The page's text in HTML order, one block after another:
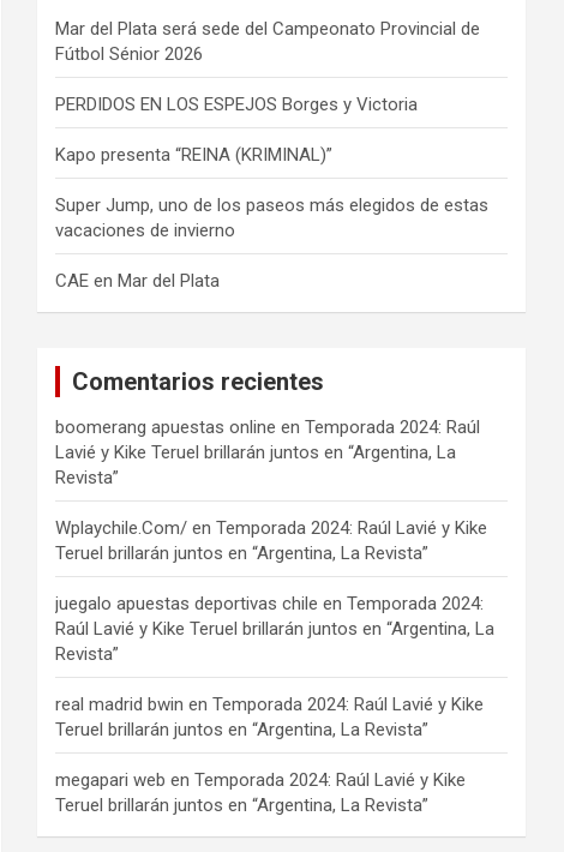
Mar del Plata será sede del Campeonato Provincial de
Fútbol Sénior 2026
PERDIDOS EN LOS ESPEJOS Borges y Victoria
Kapo presenta “REINA (KRIMINAL)”
Super Jump, uno de los paseos más elegidos de estas
vacaciones de invierno
CAE en Mar del Plata
Comentarios recientes
boomerang apuestas online enTemporada 2024: Raúl
Lavié y Kike Teruel brillarán juntos en “Argentina, La
Revista”
Wplaychile.Com/ enTemporada 2024: Raúl Lavié y Kike
Teruel brillarán juntos en “Argentina, La Revista”
juegalo apuestas deportivas chile enTemporada 2024:
Raúl Lavié y Kike Teruel brillarán juntos en “Argentina, La
Revista”
real madrid bwin enTemporada 2024: Raúl Lavié y Kike
Teruel brillarán juntos en “Argentina, La Revista”
megapari web enTemporada 2024: Raúl Lavié y Kike
Teruel brillarán juntos en “Argentina, La Revista”